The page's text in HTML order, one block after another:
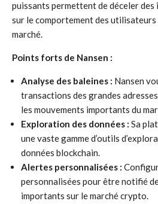
puissants permettent de déceler
sur le comportement des utilisateurs
marché.
Points forts de Nansen :
Analyse des baleines : Nansen
transactions des grandes
les mouvements importants du
Exploration des données : Sa
une vaste gamme d’outils
données blockchain.
Alertes personnalisées :
personnalisées pour être notifié
importants sur le marché crypto.